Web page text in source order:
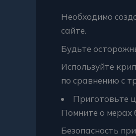
Необходимо
сайте.
Будьте
Используйте
по сравнению с
Приготовьте
Помните о мерах
Безопасность